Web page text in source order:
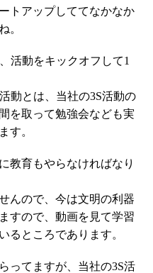
トアップしててなかなか
。
活動をキックオフして1
動とは、当社の3S活動の
を取って勉強会なども実
す。
教育もやらなければなり
んので、今は文明の利器
すので、動画を見て学習
るところであります。
ってますが、当社の3S活